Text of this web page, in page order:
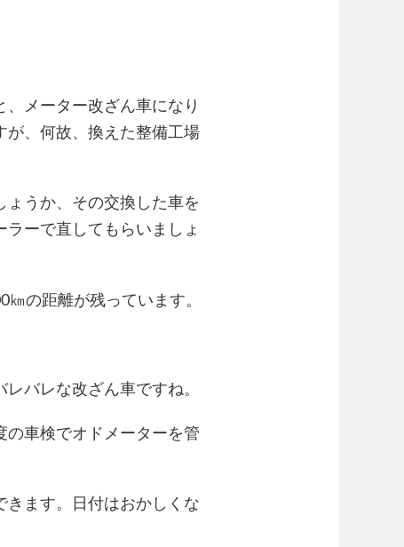
メーター改ざん車になり
が、何故、換えた整備工場
うか、その交換した車を
ーで直してもらいましょ
の距離が残っています。
バレな改ざん車ですね。
の車検でオドメーターを管
ます。日付はおかしくな